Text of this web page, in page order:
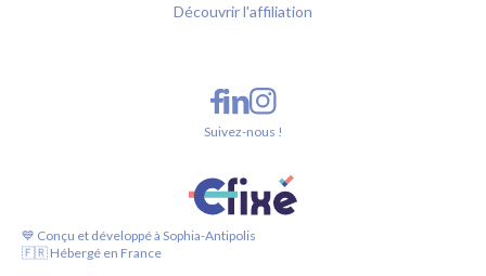
Découvrir l'affiliation
💙 Conçu et développé à Sophia-Antipolis
🇫🇷 Hébergé en France
Suivez-nous !